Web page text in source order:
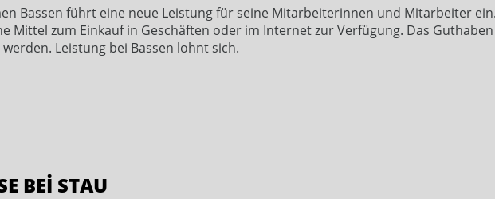
Bassen führt eine neue Leistung für seine Mitarbeiterinnen und Mitarbeiter
Mittel zum Einkauf in Geschäften oder im Internet zur Verfügung. Das
Leistung bei Bassen lohnt sich.
BEI STAU